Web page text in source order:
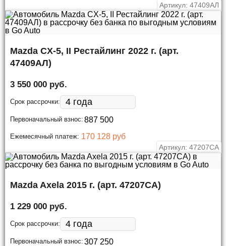
Артикул: 47409АЛ
Mazda CX-5, II Рестайлинг 2022 г. (арт.
47409АЛ)
3 550 000 руб.
Срок рассрочки:
Первоначальный взнос:
Ежемесячный платеж: 170 128 руб
Артикул: 47207СА
Mazda Axela 2015 г. (арт. 47207СА)
1 229 000 руб.
Срок рассрочки:
Первоначальный взнос: